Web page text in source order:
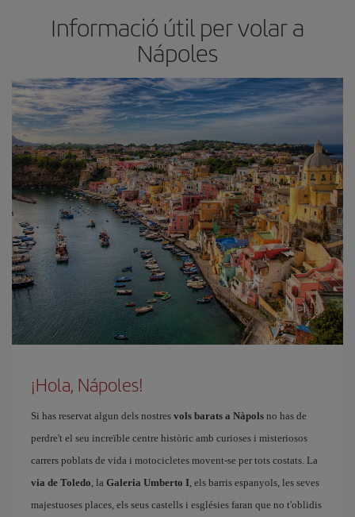
Informació útil per volar a
Nápoles
¡Hola, Nápoles!
Si has reservat algun dels nostres vols barats a Nàpols no has de
perdre't el seu increïble centre històric amb curioses i misteriosos
carrers poblats de vida i motocicletes movent-se per tots costats. La
via de Toledo, la Galeria Umberto I, els barris espanyols, les seves
majestuoses places, els seus castells i esglésies faran que no t'oblidis